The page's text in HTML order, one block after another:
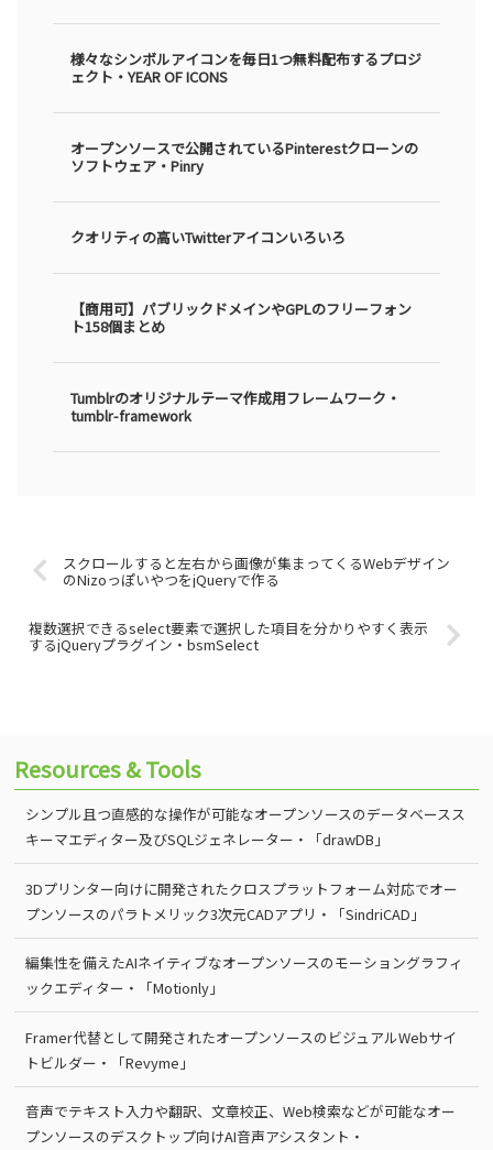
様々なシンボルアイコンを毎日1つ無料配布するプロジ
ェクト・YEAR OF ICONS
オープンソースで公開されているPinterestクローンの
ソフトウェア・Pinry
クオリティの高いTwitterアイコンいろいろ
【商用可】パブリックドメインやGPLのフリーフォン
ト158個まとめ
Tumblrのオリジナルテーマ作成用フレームワーク・
tumblr-framework
スクロールすると左右から画像が集まってくるWebデザイン
のNizoっぽいやつをjQueryで作る
複数選択できるselect要素で選択した項目を分かりやすく表示
するjQueryプラグイン・bsmSelect
Resources & Tools
シンプル且つ直感的な操作が可能なオープンソースのデータベースス
キーマエディター及びSQLジェネレーター・「drawDB」
3Dプリンター向けに開発されたクロスプラットフォーム対応でオー
プンソースのパラトメリック3次元CADアプリ・「SindriCAD」
編集性を備えたAIネイティブなオープンソースのモーショングラフィ
ックエディター・「Motionly」
Framer代替として開発されたオープンソースのビジュアルWebサイ
トビルダー・「Revyme」
音声でテキスト入力や翻訳、文章校正、Web検索などが可能なオー
プンソースのデスクトップ向けAI音声アシスタント・